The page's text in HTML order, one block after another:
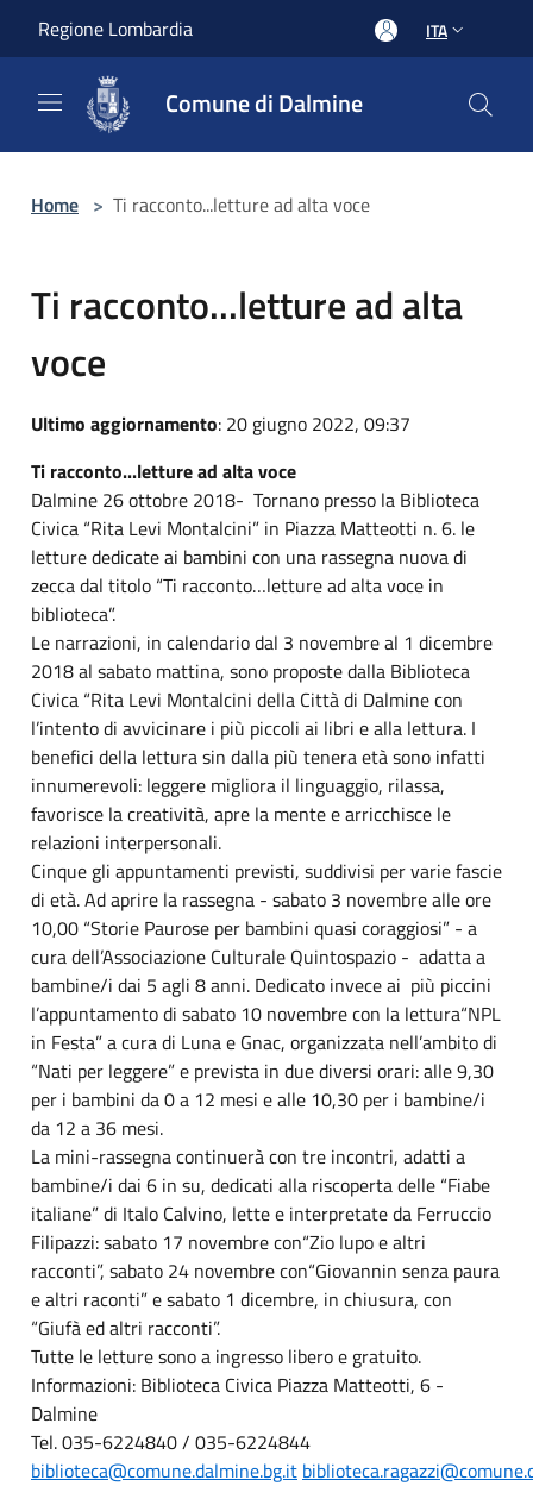
Regione Lombardia ITA
Comune di Dalmine
Home > Ti racconto...letture ad alta voce
Ti racconto...letture ad alta
voce
Ultimo aggiornamento: 20 giugno 2022, 09:37
Ti racconto...letture ad alta voce
Dalmine 26 ottobre 2018- Tornano presso la Biblioteca
Civica “Rita Levi Montalcini” in Piazza Matteotti n. 6. le
letture dedicate ai bambini con una rassegna nuova di
zecca dal titolo “Ti racconto…letture ad alta voce in
biblioteca”.
Le narrazioni, in calendario dal 3 novembre al 1 dicembre
2018 al sabato mattina, sono proposte dalla Biblioteca
Civica “Rita Levi Montalcini della Città di Dalmine con
l’intento di avvicinare i più piccoli ai libri e alla lettura. I
benefici della lettura sin dalla più tenera età sono infatti
innumerevoli: leggere migliora il linguaggio, rilassa,
favorisce la creatività, apre la mente e arricchisce le
relazioni interpersonali.
Cinque gli appuntamenti previsti, suddivisi per varie fascie
di età. Ad aprire la rassegna - sabato 3 novembre alle ore
10,00 “Storie Paurose per bambini quasi coraggiosi” - a
cura dell’Associazione Culturale Quintospazio - adatta a
bambine/i dai 5 agli 8 anni. Dedicato invece ai più piccini
l’appuntamento di sabato 10 novembre con la lettura“NPL
in Festa” a cura di Luna e Gnac, organizzata nell’ambito di
“Nati per leggere” e prevista in due diversi orari: alle 9,30
per i bambini da 0 a 12 mesi e alle 10,30 per i bambine/i
da 12 a 36 mesi.
La mini-rassegna continuerà con tre incontri, adatti a
bambine/i dai 6 in su, dedicati alla riscoperta delle “Fiabe
italiane” di Italo Calvino, lette e interpretate da Ferruccio
Filipazzi: sabato 17 novembre con“Zio lupo e altri
racconti”, sabato 24 novembre con“Giovannin senza paura
e altri raconti” e sabato 1 dicembre, in chiusura, con
“Giufà ed altri racconti”.
Tutte le letture sono a ingresso libero e gratuito.
Informazioni: Biblioteca Civica Piazza Matteotti, 6 -
Dalmine
Tel. 035-6224840 / 035-6224844
biblioteca@comune.dalmine.bg.it